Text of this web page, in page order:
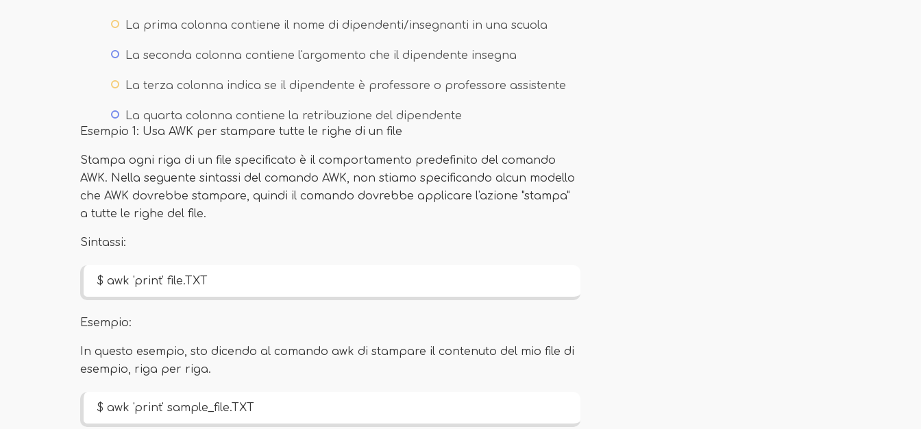
La prima colonna contiene il nome di dipendenti/insegnanti in una scuola
La seconda colonna contiene l'argomento che il dipendente insegna
La terza colonna indica se il dipendente è professore o professore assistente
La quarta colonna contiene la retribuzione del dipendente
Esempio 1: Usa AWK per stampare tutte le righe di un file
Stampa ogni riga di un file specificato è il comportamento predefinito del comando
AWK. Nella seguente sintassi del comando AWK, non stiamo specificando alcun modello
che AWK dovrebbe stampare, quindi il comando dovrebbe applicare l'azione "stampa"
a tutte le righe del file.
Sintassi:
$ awk 'print' file.TXT
Esempio:
In questo esempio, sto dicendo al comando awk di stampare il contenuto del mio file di
esempio, riga per riga.
$ awk 'print' sample_file.TXT